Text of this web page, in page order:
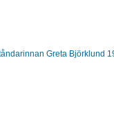
Greta Björklund